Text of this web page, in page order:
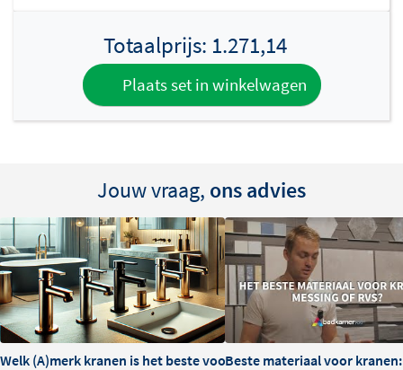
Totaalprijs: 1.271,14
Plaats set in winkelwagen
Jouw vraag, ons advies
Welk (A)merk kranen is het beste voor je badkamer?
Beste materiaal voor kranen: